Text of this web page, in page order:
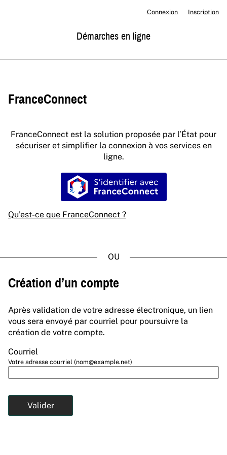
Démarches en ligne
Connexion Inscription
FranceConnect
FranceConnect est la solution proposée par l’État pour
sécuriser et simplifier la connexion à vos services en
ligne.
S’identifier avec
Qu’est-ce que FranceConnect ?
Création d’un compte
Après validation de votre adresse électronique, un lien
vous sera envoyé par courriel pour poursuivre la
création de votre compte.
Courriel
Votre adresse courriel (nom@example.net)
Valider